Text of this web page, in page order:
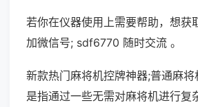
若你在仪器使用上需要帮助，想获
加微信号; sdf6770 随时交流 。
新款热门麻将机控牌神器;普通麻
是指通过一些无需对麻将机进行复